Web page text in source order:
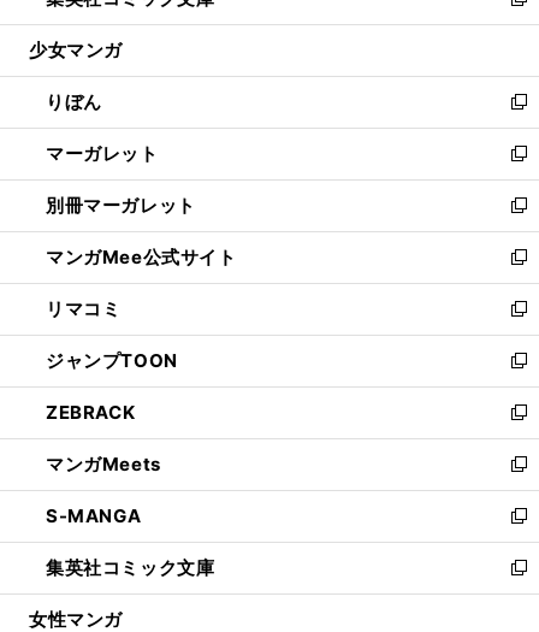
開
ウ
開
く
ン
ウ
で
開
く
ウ
ン
ド
ウ
で
開
く
し
ウ
ィ
ン
ド
ウ
で
開
く
少女マンガ
りぼん
新
し
い
ウ
ィ
ン
ド
ウ
で
開
く
マーガレット
新
し
い
ウ
ィ
ン
ド
ウ
で
開
く
別冊マーガレット
新
し
い
ウ
ィ
ン
ド
ウ
で
開
く
マンガMee公式サイト
新
し
い
ウ
ィ
ン
ド
ウ
で
開
く
リマコミ
新
し
い
ウ
ィ
ン
ド
ウ
で
開
く
ジャンプTOON
新
し
い
ウ
ィ
ン
ド
ウ
で
開
ZEBRACK
新
し
い
ウ
ィ
ン
ド
ウ
マンガMeets
新
し
い
ウ
ィ
ン
S-MANGA
新
し
い
ウ
集英社コミック文庫
新
し
女性マンガ